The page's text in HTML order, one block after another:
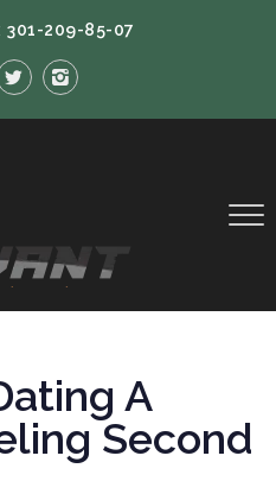
301-209-85-07
A
Second